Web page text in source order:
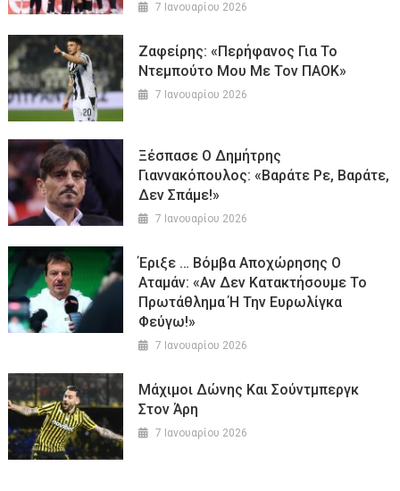
7 Ιανουαρίου 2026
Ζαφείρης: «Περήφανος Για Το
Ντεμπούτο Μου Με Τον ΠΑΟΚ»
7 Ιανουαρίου 2026
Ξέσπασε Ο Δημήτρης
Γιαννακόπουλος: «Βαράτε Ρε, Βαράτε,
Δεν Σπάμε!»
7 Ιανουαρίου 2026
Έριξε … Βόμβα Αποχώρησης Ο
Αταμάν: «Αν Δεν Κατακτήσουμε Το
Πρωτάθλημα Ή Την Ευρωλίγκα
Φεύγω!»
7 Ιανουαρίου 2026
Μάχιμοι Δώνης Και Σούντμπεργκ
Στον Άρη
7 Ιανουαρίου 2026